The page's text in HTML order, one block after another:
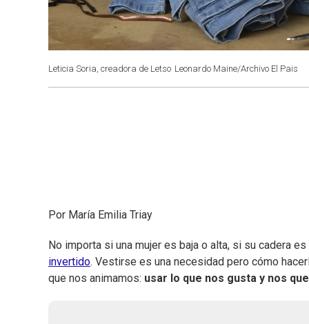
Leticia Soria, creadora de Letso Leonardo Maine/Archivo El Pais
Por María Emilia Triay
No importa si una mujer es baja o alta, si su cadera
invertido. Vestirse es una necesidad pero cómo
que nos animamos: usar lo que nos gusta y nos